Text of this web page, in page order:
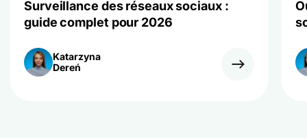
Surveillance des réseaux sociaux :
guide complet pour 2026
Katarzyna
Dereń